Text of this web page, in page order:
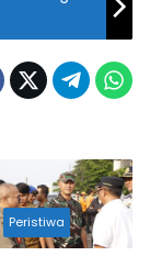
Peristiwa